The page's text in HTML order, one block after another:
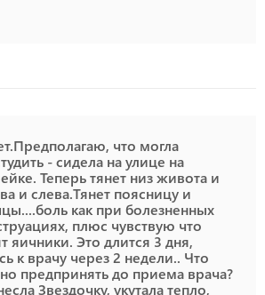
что могла
- сидела на улице на
Теперь тянет низ живота и
и слева.Тянет поясницу и
как при болезненных
плюс чувствую что
яичники. Это длится 3 дня,
к врачу через 2 недели.. Что
предпринять до приема врача?
Звездочку, укутала тепло,